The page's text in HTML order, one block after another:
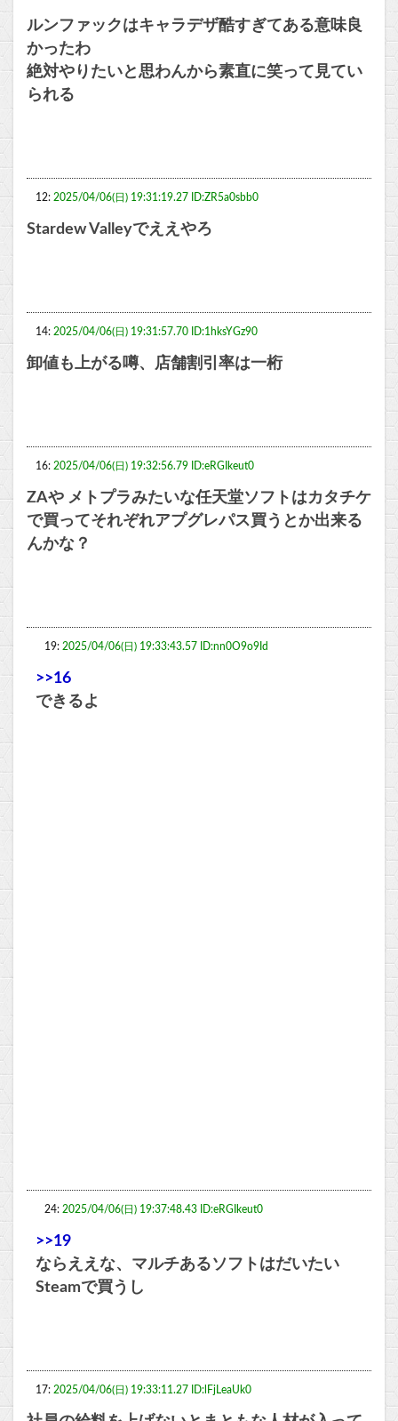
ルンファックはキャラデザ酷すぎてある意味良
かったわ
絶対やりたいと思わんから素直に笑って見てい
られる
12: 2025/04/06(日) 19:31:19.27 ID:ZR5a0sbb0
Stardew Valleyでええやろ
14: 2025/04/06(日) 19:31:57.70 ID:1hksYGz90
卸値も上がる噂、店舗割引率は一桁
16: 2025/04/06(日) 19:32:56.79 ID:eRGIkeut0
ZAや メトプラみたいな任天堂ソフトはカタチケ
で買ってそれぞれアプグレパス買うとか出来る
んかな？
19: 2025/04/06(日) 19:33:43.57 ID:nn0O9o9Id
>>16
できるよ
24: 2025/04/06(日) 19:37:48.43 ID:eRGIkeut0
>>19
ならええな、マルチあるソフトはだいたい
Steamで買うし
17: 2025/04/06(日) 19:33:11.27 ID:lFjLeaUk0